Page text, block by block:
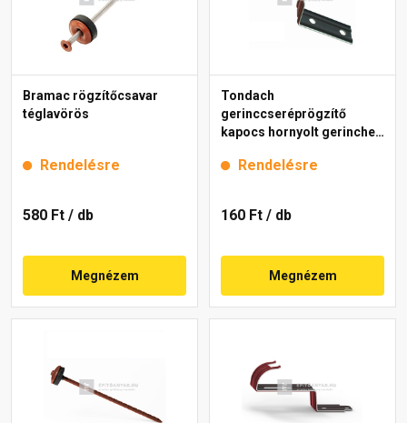
Bramac rögzítőcsavar
téglavörös
Rendelésre
580 Ft / db
Megnézem
Tondach
gerinccseréprögzítő
kapocs hornyolt gerinchez
Rendelésre
160 Ft / db
Megnézem